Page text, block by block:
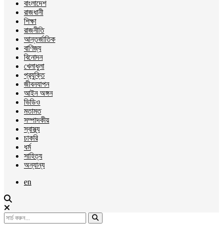
বাংলাদেশ
রাজধানী
শিক্ষা
রাজনীতি
আন্তর্জাতিক
বাণিজ্য
বিনোদন
খেলাধুলা
প্রযুক্তি
জীবনযাপন
আইন অঙ্গন
ভিডিও
মতামত
সম্পাদকীয়
স্বাস্থ্য
চাকরি
ধর্ম
সাহিত্য
অন্যান্য
en